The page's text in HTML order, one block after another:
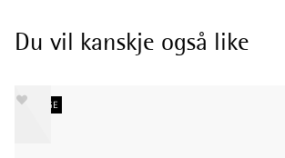
Du vil kanskje også like
NY FARGE